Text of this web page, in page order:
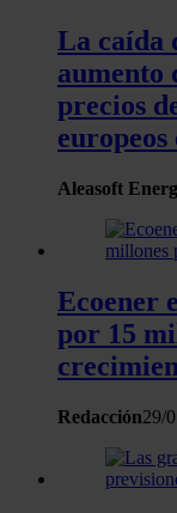
con otra
recopilado a
La caída
aumento
precios
Aleasoft
Ecoener
por 15
Redacción29/